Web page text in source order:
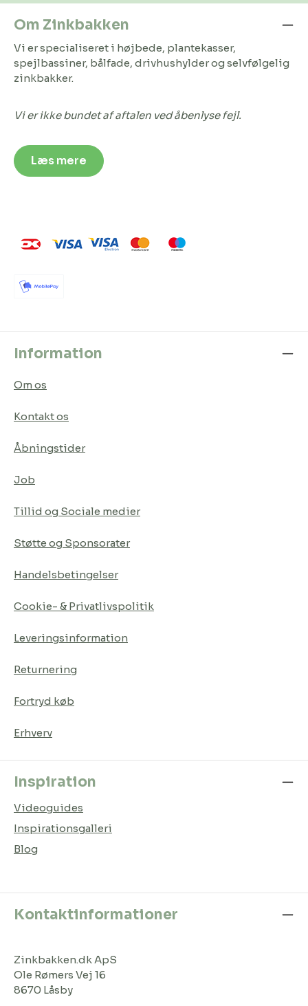
Om Zinkbakken
Vi er specialiseret i højbede, plantekasser,
spejlbassiner, bålfade, drivhushylder og selvfølgelig
zinkbakker.
Vi er ikke bundet af aftalen ved åbenlyse fejl.
Læs mere
Information
Om os
Kontakt os
Åbningstider
Job
Tillid og Sociale medier
Støtte og Sponsorater
Handelsbetingelser
Cookie- & Privatlivspolitik
Leveringsinformation
Returnering
Fortryd køb
Erhverv
Inspiration
Videoguides
Inspirationsgalleri
Blog
Kontaktinformationer
Zinkbakken.dk ApS
Ole Rømers Vej 16
8670 Låsby